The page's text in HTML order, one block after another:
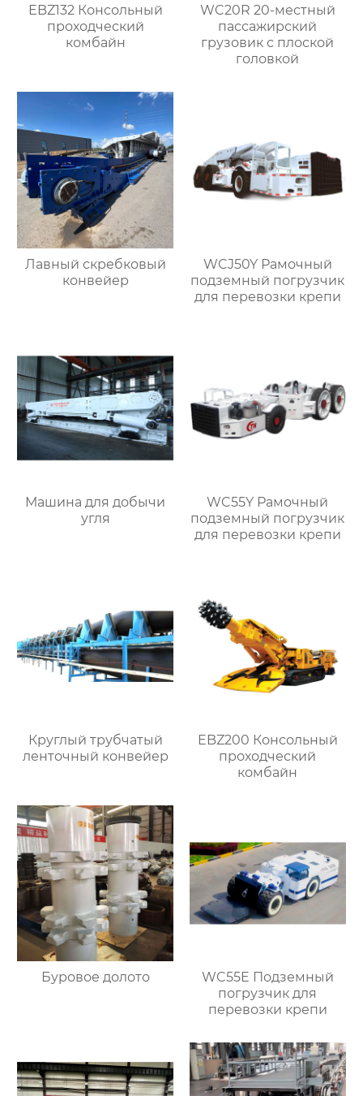
EBZ132 Консольный
проходческий
комбайн
WC20R 20-местный
пассажирский
грузовик с плоской
головкой
Лавный скребковый
конвейер
WCJ50Y Рамочный
подземный погрузчик
для перевозки крепи
Машина для добычи
угля
WC55Y Рамочный
подземный погрузчик
для перевозки крепи
Круглый трубчатый
ленточный конвейер
EBZ200 Консольный
проходческий
комбайн
Буровое долото
WC55E Подземный
погрузчик для
перевозки крепи